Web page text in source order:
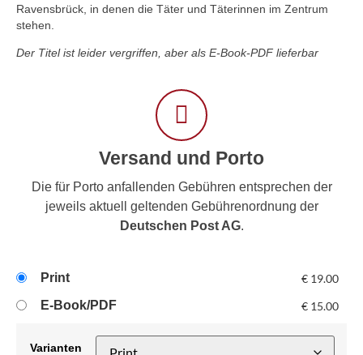
Ravensbrück, in denen die Täter und Täterinnen im Zentrum
stehen.
Der Titel ist leider vergriffen, aber als E-Book-PDF lieferbar
Versand und Porto
Die für Porto anfallenden Gebühren entsprechen der
jeweils aktuell geltenden Gebührenordnung der
Deutschen Post AG.
Print € 19.00
E-Book/PDF
€ 15.00
Varianten